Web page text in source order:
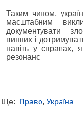
Таким чином,
масштабним
документувати
винних і
навіть у справах,
резонанс.
Ще: Право, Україна